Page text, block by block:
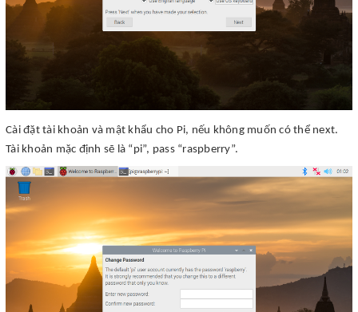
Cài đặt tài khoản và mật khẩu cho Pi, nếu không muốn có thể next.
Tài khoản mặc định sẽ là “pi”, pass “raspberry”.